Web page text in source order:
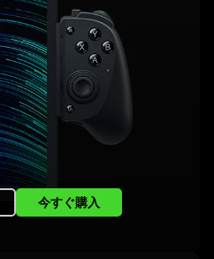
今すぐ購入